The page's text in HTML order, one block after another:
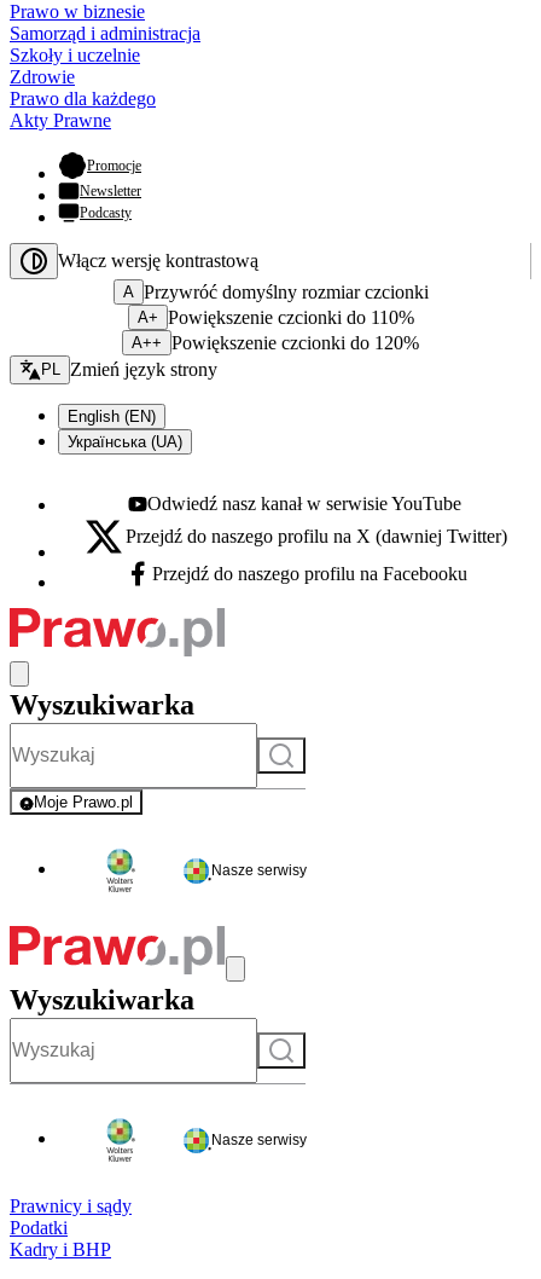
Prawo w biznesie
Samorząd i administracja
Szkoły i uczelnie
Zdrowie
Prawo dla każdego
Akty Prawne
Promocje- otwiera się w nowej karcie
Newsletter
Podcasty
Włącz wersję kontrastową
A Przywróć domyślny rozmiar czcionki
A+ Powiększenie czcionki do 110%
A++ Powiększenie czcionki do 120%
Zmień język - bieżący:
PL Zmień język strony
English (EN)
Українська (UA)
Youtube - otwiera się w nowej karcie
Odwiedź nasz kanał w serwisie YouTube
X - otwiera się w nowej karcie
Przejdź do naszego profilu na X (dawniej Twitter)
Facebook - otwiera się w nowej karcie
Przejdź do naszego profilu na Facebooku
Wyszukiwarka
Szukaj
Moje Prawo.pl
- rejestracja i logowanie do serwisu
Nasze serwisy
Wyszukiwarka
Szukaj
Nasze serwisy
Prawnicy i sądy
Podatki
Kadry i BHP